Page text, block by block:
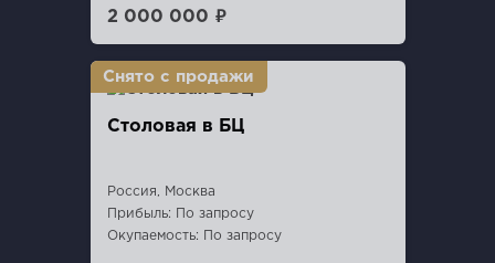
2 000 000 ₽
Столовая в БЦ
Россия, Москва
Прибыль: По запросу
Окупаемость: По запросу